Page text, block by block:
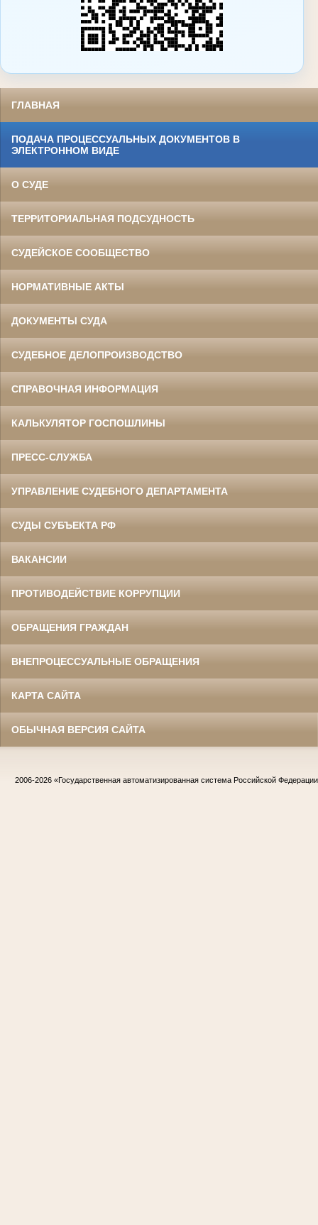
ГЛАВНАЯ
ПОДАЧА ПРОЦЕССУАЛЬНЫХ ДОКУМЕНТОВ В
ЭЛЕКТРОННОМ ВИДЕ
О СУДЕ
ТЕРРИТОРИАЛЬНАЯ ПОДСУДНОСТЬ
СУДЕЙСКОЕ СООБЩЕСТВО
НОРМАТИВНЫЕ АКТЫ
ДОКУМЕНТЫ СУДА
СУДЕБНОЕ ДЕЛОПРОИЗВОДСТВО
СПРАВОЧНАЯ ИНФОРМАЦИЯ
КАЛЬКУЛЯТОР ГОСПОШЛИНЫ
ПРЕСС-СЛУЖБА
УПРАВЛЕНИЕ СУДЕБНОГО ДЕПАРТАМЕНТА
СУДЫ СУБЪЕКТА РФ
ВАКАНСИИ
ПРОТИВОДЕЙСТВИЕ КОРРУПЦИИ
ОБРАЩЕНИЯ ГРАЖДАН
ВНЕПРОЦЕССУАЛЬНЫЕ ОБРАЩЕНИЯ
КАРТА САЙТА
ОБЫЧНАЯ ВЕРСИЯ САЙТА
2006-2026 «Государственная автоматизированная система Российской